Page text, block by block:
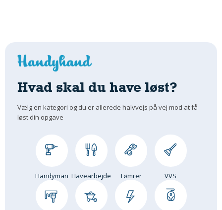
Hvad skal du have løst?
Vælg en kategori og du er allerede halvvejs på vej mod at få
løst din opgave
Handyman Havearbejde Tømrer VVS